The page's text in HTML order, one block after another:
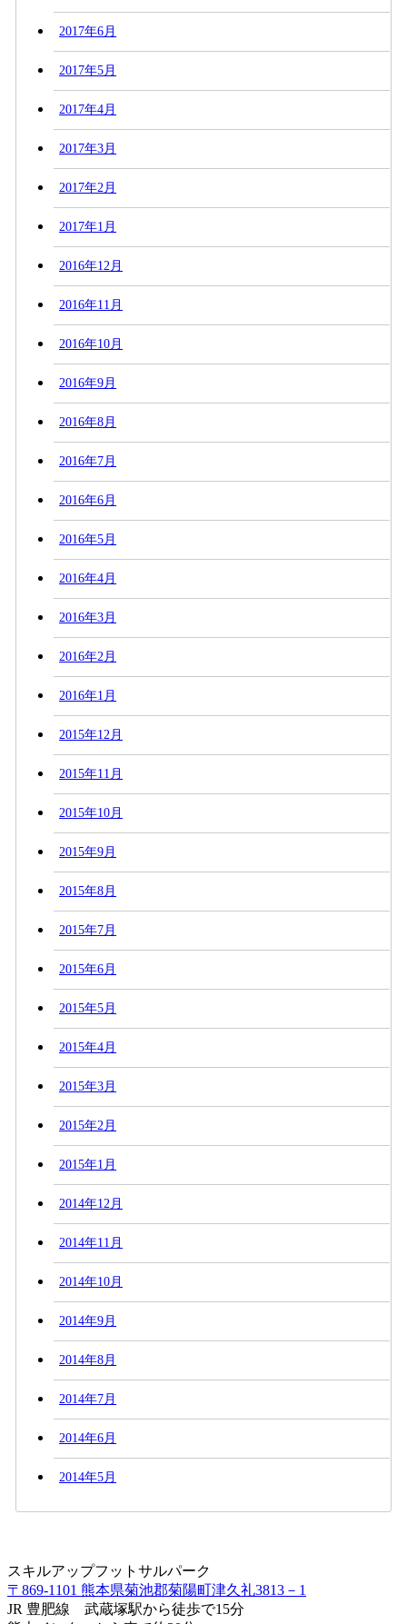
2017年6月
2017年5月
2017年4月
2017年3月
2017年2月
2017年1月
2016年12月
2016年11月
2016年10月
2016年9月
2016年8月
2016年7月
2016年6月
2016年5月
2016年4月
2016年3月
2016年2月
2016年1月
2015年12月
2015年11月
2015年10月
2015年9月
2015年8月
2015年7月
2015年6月
2015年5月
2015年4月
2015年3月
2015年2月
2015年1月
2014年12月
2014年11月
2014年10月
2014年9月
2014年8月
2014年7月
2014年6月
2014年5月
スキルアップフットサルパーク
〒869-1101 熊本県菊池郡菊陽町津久礼3813－1
JR 豊肥線 武蔵塚駅から徒歩で15分